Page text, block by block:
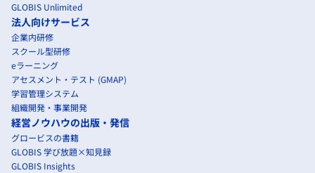
GLOBIS Unlimited
法人向けサービス
企業内研修
スクール型研修
eラーニング
アセスメント・テスト (GMAP)
学習管理システム
組織開発・事業開発
経営ノウハウの出版・発信
グロービスの書籍
GLOBIS 学び放題×知見録
GLOBIS Insights